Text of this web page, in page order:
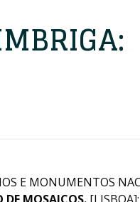
E MONUMENTOS